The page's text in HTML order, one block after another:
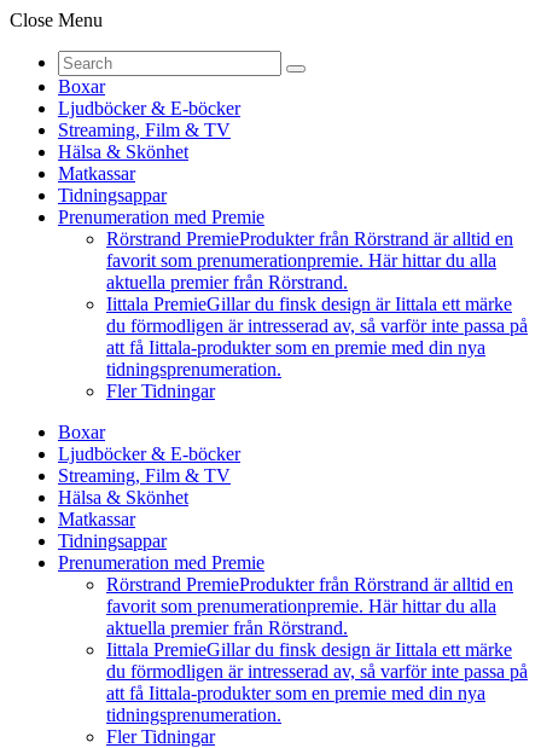
Close Menu
Boxar
Ljudböcker & E-böcker
Streaming, Film & TV
Hälsa & Skönhet
Matkassar
Tidningsappar
Prenumeration med Premie
Rörstrand PremieProdukter från Rörstrand är alltid en
favorit som prenumerationpremie. Här hittar du alla
aktuella premier från Rörstrand.
Iittala PremieGillar du finsk design är Iittala ett märke
du förmodligen är intresserad av, så varför inte passa på
att få Iittala-produkter som en premie med din nya
tidningsprenumeration.
Fler Tidningar
Boxar
Ljudböcker & E-böcker
Streaming, Film & TV
Hälsa & Skönhet
Matkassar
Tidningsappar
Prenumeration med Premie
Rörstrand PremieProdukter från Rörstrand är alltid en
favorit som prenumerationpremie. Här hittar du alla
aktuella premier från Rörstrand.
Iittala PremieGillar du finsk design är Iittala ett märke
du förmodligen är intresserad av, så varför inte passa på
att få Iittala-produkter som en premie med din nya
tidningsprenumeration.
Fler Tidningar